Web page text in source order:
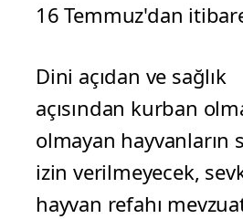
16 Temmuz'dan
Dini açıdan ve sağlık
açısından kurban
olmayan hayvanların
izin verilmeyecek,
hayvan refahı